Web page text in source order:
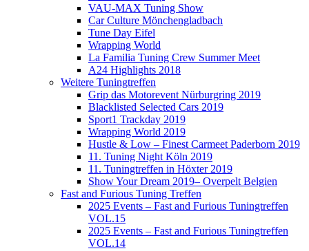
VAU-MAX Tuning Show
Car Culture Mönchengladbach
Tune Day Eifel
Wrapping World
La Familia Tuning Crew Summer Meet
A24 Highlights 2018
Weitere Tuningtreffen
Grip das Motorevent Nürburgring 2019
Blacklisted Selected Cars 2019
Sport1 Trackday 2019
Wrapping World 2019
Hustle & Low – Finest Carmeet Paderborn 2019
11. Tuning Night Köln 2019
11. Tuningtreffen in Höxter 2019
Show Your Dream 2019– Overpelt Belgien
Fast and Furious Tuning Treffen
2025 Events – Fast and Furious Tuningtreffen
VOL.15
2025 Events – Fast and Furious Tuningtreffen
VOL.14